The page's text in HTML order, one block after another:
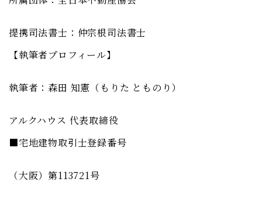
提携司法書士：仲宗根司法書士
【執筆者プロフィール】
執筆者：森田 知憲（もりた とものり）
アルクハウス 代表取締役
■宅地建物取引士登録番号
（大阪）第113721号